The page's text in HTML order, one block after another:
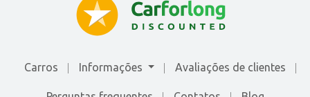
Carros Informações Avaliações de сlientes